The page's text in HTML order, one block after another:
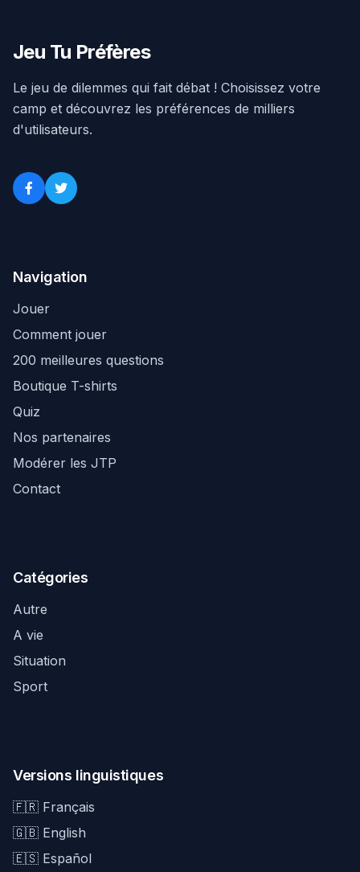
Jeu Tu Préfères
Le jeu de dilemmes qui fait débat ! Choisissez votre
camp et découvrez les préférences de milliers
d'utilisateurs.
Navigation
Jouer
Comment jouer
200 meilleures questions
Boutique T-shirts
Quiz
Nos partenaires
Modérer les JTP
Contact
Catégories
Autre
A vie
Situation
Sport
Versions linguistiques
🇫🇷 Français
🇬🇧 English
🇪🇸 Español